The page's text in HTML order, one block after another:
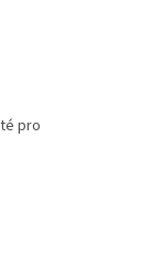
pro